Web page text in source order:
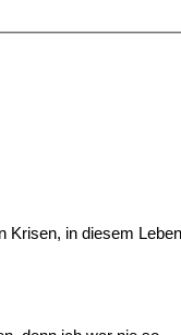
Krisen, in diesem Leben